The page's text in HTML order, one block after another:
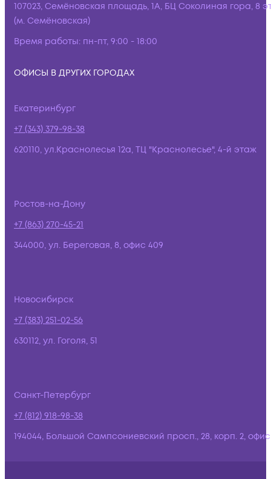
107023, Семёновская площадь, 1А, БЦ Соколиная гора, 8
(м. Семёновская)
Время работы: пн-пт, 9:00 - 18:00
ОФИСЫ В ДРУГИХ ГОРОДАХ
Екатеринбург
+7 (343) 379-98-38
620110, ул.Краснолесья 12а, ТЦ "Краснолесье", 4-й этаж
Ростов-на-Дону
+7 (863) 270-45-21
344000, ул. Береговая, 8, офис 409
Новосибирск
+7 (383) 251-02-56
630112, ул. Гоголя, 51
Санкт-Петербург
+7 (812) 918-98-38
194044, Большой Сампсониевский просп., 28, корп. 2,